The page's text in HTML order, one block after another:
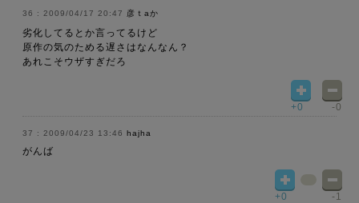
2009/04/17 20:47 彦ｔaか
劣化してるとか言ってるけど
原作の気のためる遅さはなんなん？
あれこそウザすぎだろ
+0 -0
2009/04/23 13:46 hajha
がんば
+0 -1